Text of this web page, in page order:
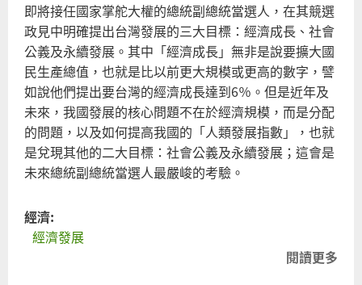
即將接任國家掌舵大權的總統副總統當選人，在其競選
政見中明確提出台灣發展的三大目標：經濟成長、社會
公義及永續發展。其中「經濟成長」無非是說要擴大國
民生產總值，也就是比以前更大規模或更高的數字，譬
如說他們提出要台灣的經濟成長達到6％。但是近年及
未來，我國發展的核心問題不在於經濟規模，而是分配
的問題，以及如何提高我國的「人類發展指數」，也就
是兌現其他的二大目標：社會公義及永續發展；這會是
未來總統副總統當選人最嚴峻的考驗。
經濟:
經濟發展
閱讀更多